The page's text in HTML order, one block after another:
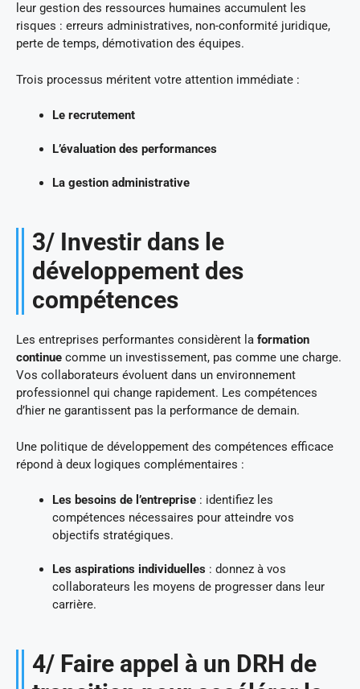
leur gestion des ressources humaines accumulent les
risques : erreurs administratives, non-conformité juridique,
perte de temps, démotivation des équipes.
Trois processus méritent votre attention immédiate :
Le recrutement
L’évaluation des performances
La gestion administrative
3/ Investir dans le
développement des
compétences
Les entreprises performantes considèrent la formation
continue comme un investissement, pas comme une charge.
Vos collaborateurs évoluent dans un environnement
professionnel qui change rapidement. Les compétences
d’hier ne garantissent pas la performance de demain.
Une politique de développement des compétences efficace
répond à deux logiques complémentaires :
Les besoins de l’entreprise : identifiez les
compétences nécessaires pour atteindre vos
objectifs stratégiques.
Les aspirations individuelles : donnez à vos
collaborateurs les moyens de progresser dans leur
carrière.
4/ Faire appel à un DRH de